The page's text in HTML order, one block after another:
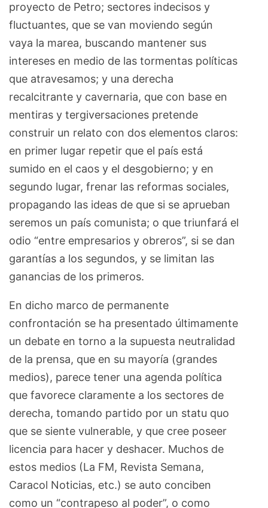
proyecto de Petro; sectores indecisos y
fluctuantes, que se van moviendo según
vaya la marea, buscando mantener sus
intereses en medio de las tormentas políticas
que atravesamos; y una derecha
recalcitrante y cavernaria, que con base en
mentiras y tergiversaciones pretende
construir un relato con dos elementos claros:
en primer lugar repetir que el país está
sumido en el caos y el desgobierno; y en
segundo lugar, frenar las reformas sociales,
propagando las ideas de que si se aprueban
seremos un país comunista; o que triunfará el
odio “entre empresarios y obreros”, si se dan
garantías a los segundos, y se limitan las
ganancias de los primeros.
En dicho marco de permanente
confrontación se ha presentado últimamente
un debate en torno a la supuesta neutralidad
de la prensa, que en su mayoría (grandes
medios), parece tener una agenda política
que favorece claramente a los sectores de
derecha, tomando partido por un statu quo
que se siente vulnerable, y que cree poseer
licencia para hacer y deshacer. Muchos de
estos medios (La FM, Revista Semana,
Caracol Noticias, etc.) se auto conciben
como un “contrapeso al poder”, o como